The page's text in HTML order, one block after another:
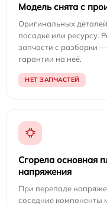
Модель снята с
Оригинальных
посадке или ресурсу.
запчасти с разборки
гарантии на неё.
НЕТ ЗАПЧАСТЕЙ
Сгорела основная
напряжения
При перепаде
соседние компоненты